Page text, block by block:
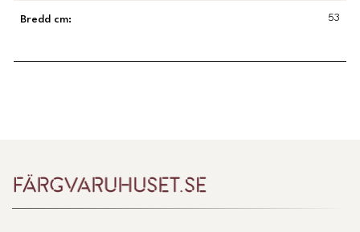
Bredd cm: 53